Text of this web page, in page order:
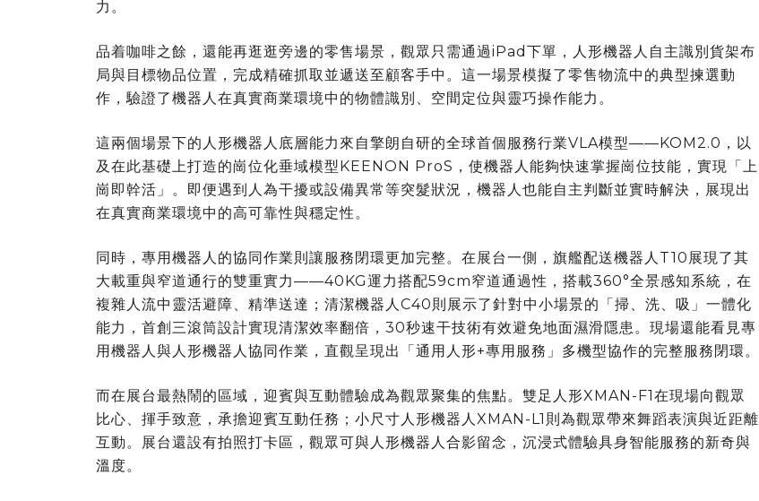
力。
品着咖啡之餘，還能再逛逛旁邊的零售場景，觀眾只需通過iPad下單，人形機器人自主識別貨架布
局與目標物品位置，完成精確抓取並遞送至顧客手中。這一場景模擬了零售物流中的典型揀選動
作，驗證了機器人在真實商業環境中的物體識別、空間定位與靈巧操作能力。
這兩個場景下的人形機器人底層能力來自擎朗自研的全球首個服務行業VLA模型——KOM2.0，以
及在此基礎上打造的崗位化垂域模型KEENON ProS，使機器人能夠快速掌握崗位技能，實現「上
崗即幹活」。即便遇到人為干擾或設備異常等突髮狀況，機器人也能自主判斷並實時解決，展現出
在真實商業環境中的高可靠性與穩定性。
同時，專用機器人的協同作業則讓服務閉環更加完整。在展台一側，旗艦配送機器人T10展現了其
大載重與窄道通行的雙重實力——40KG運力搭配59cm窄道通過性，搭載360°全景感知系統，在
複雜人流中靈活避障、精準送達；清潔機器人C40則展示了針對中小場景的「掃、洗、吸」一體化
能力，首創三滾筒設計實現清潔效率翻倍，30秒速干技術有效避免地面濕滑隱患。現場還能看見專
用機器人與人形機器人協同作業，直觀呈現出「通用人形+專用服務」多機型協作的完整服務閉環。
而在展台最熱鬧的區域，迎賓與互動體驗成為觀眾聚集的焦點。雙足人形XMAN-F1在現場向觀眾
比心、揮手致意，承擔迎賓互動任務；小尺寸人形機器人XMAN-L1則為觀眾帶來舞蹈表演與近距離
互動。展台還設有拍照打卡區，觀眾可與人形機器人合影留念，沉浸式體驗具身智能服務的新奇與
溫度。